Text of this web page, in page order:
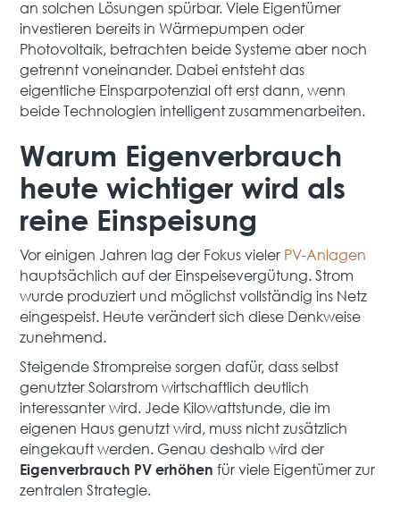
an solchen Lösungen spürbar. Viele Eigentümer
investieren bereits in Wärmepumpen oder
Photovoltaik, betrachten beide Systeme aber noch
getrennt voneinander. Dabei entsteht das
eigentliche Einsparpotenzial oft erst dann, wenn
beide Technologien intelligent zusammenarbeiten.
Warum Eigenverbrauch
heute wichtiger wird als
reine Einspeisung
Vor einigen Jahren lag der Fokus vieler PV-Anlagen
hauptsächlich auf der Einspeisevergütung. Strom
wurde produziert und möglichst vollständig ins Netz
eingespeist. Heute verändert sich diese Denkweise
zunehmend.
Steigende Strompreise sorgen dafür, dass selbst
genutzter Solarstrom wirtschaftlich deutlich
interessanter wird. Jede Kilowattstunde, die im
eigenen Haus genutzt wird, muss nicht zusätzlich
eingekauft werden. Genau deshalb wird der
Eigenverbrauch PV erhöhen für viele Eigentümer zur
zentralen Strategie.